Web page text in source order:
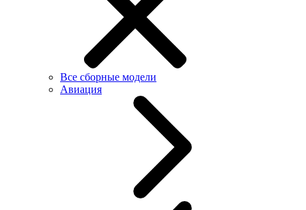
Все сборные модели
Авиация